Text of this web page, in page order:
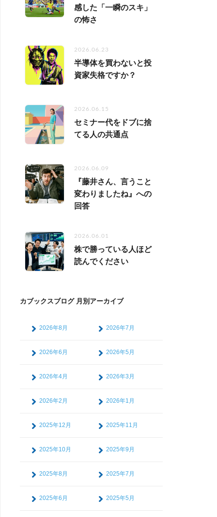
感した「一瞬のスキ」
の怖さ
2026.06.23
半導体を買わないと投
資家失格ですか？
2026.06.15
セミナー代をドブに捨
てる人の共通点
2026.06.09
『藤井さん、言うこと
変わりましたね』への
回答
2026.06.01
株で勝っている人ほど
読んでください
カブックスブログ 月別アーカイブ
2026年8月 2026年7月
2026年6月 2026年5月
2026年4月 2026年3月
2026年2月 2026年1月
2025年12月 2025年11月
2025年10月 2025年9月
2025年8月 2025年7月
2025年6月 2025年5月